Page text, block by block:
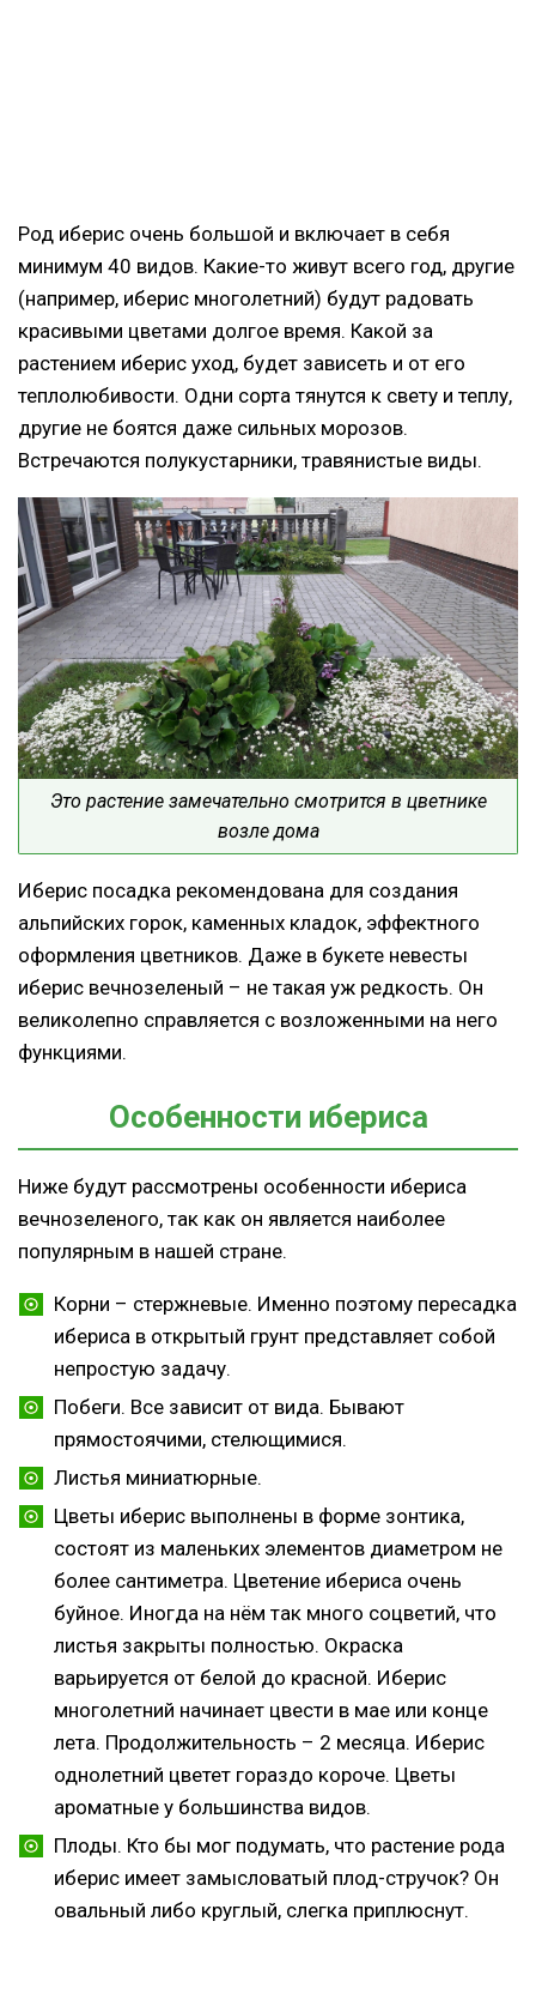
Род иберис очень большой и включает в себя
минимум 40 видов. Какие-то живут всего год, другие
(например, иберис многолетний) будут радовать
красивыми цветами долгое время. Какой за
растением иберис уход, будет зависеть и от его
теплолюбивости. Одни сорта тянутся к свету и теплу,
другие не боятся даже сильных морозов.
Встречаются полукустарники, травянистые виды.
Это растение замечательно смотрится в цветнике
возле дома
Иберис посадка рекомендована для создания
альпийских горок, каменных кладок, эффектного
оформления цветников. Даже в букете невесты
иберис вечнозеленый – не такая уж редкость. Он
великолепно справляется с возложенными на него
функциями.
Особенности ибериса
Ниже будут рассмотрены особенности ибериса
вечнозеленого, так как он является наиболее
популярным в нашей стране.
Корни – стержневые. Именно поэтому пересадка
ибериса в открытый грунт представляет собой
непростую задачу.
Побеги. Все зависит от вида. Бывают
прямостоячими, стелющимися.
Листья миниатюрные.
Цветы иберис выполнены в форме зонтика,
состоят из маленьких элементов диаметром не
более сантиметра. Цветение ибериса очень
буйное. Иногда на нём так много соцветий, что
листья закрыты полностью. Окраска
варьируется от белой до красной. Иберис
многолетний начинает цвести в мае или конце
лета. Продолжительность – 2 месяца. Иберис
однолетний цветет гораздо короче. Цветы
ароматные у большинства видов.
Плоды. Кто бы мог подумать, что растение рода
иберис имеет замысловатый плод-стручок? Он
овальный либо круглый, слегка приплюснут.